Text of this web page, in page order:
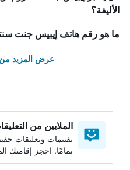
الأليفة؟
ما هو رقم هاتف إيبيس جنت
عرض المزيد من
الملايين من
تقييمات وتعليقات
تمامًا. احجز إقامتك